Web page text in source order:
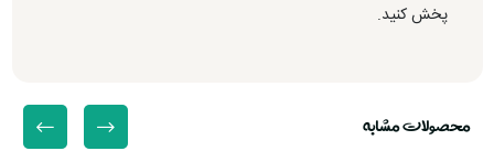
پخش کنید.
محصولات مشابه